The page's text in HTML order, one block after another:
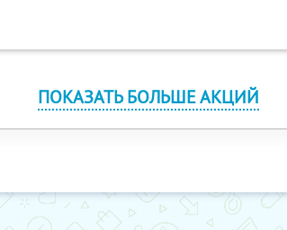
ПОКАЗАТЬ БОЛЬШЕ АКЦИЙ